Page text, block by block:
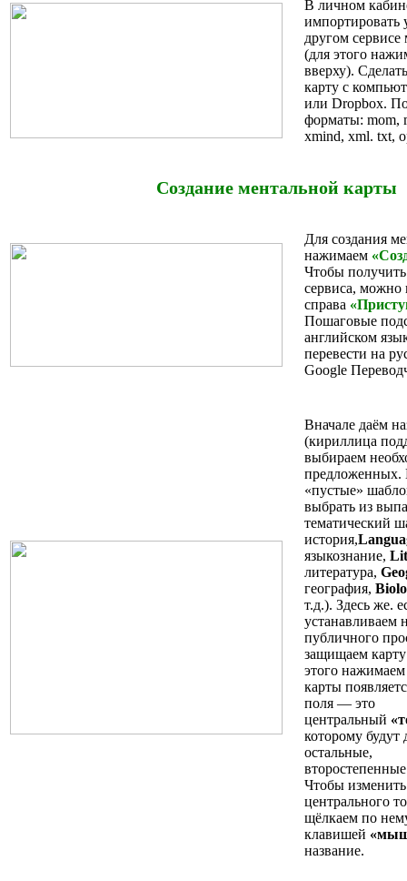
В личном
импортировать
другом
(для этого
вверху).
карту с
или Dropbox.
форматы: mom,
xmind, xml. txt,
Создание ментальной карты
Для создания
нажимаем
Чтобы
сервиса, можно
справа
Пошаговые
английском
перевести на
Google
Вначале даём
(кириллица
выбираем
предложенных.
«пустые»
выбрать из
тематический
история,
языкознание,
литература,
география,
т.д.). Здесь же.
устанавливаем
публичного
защищаем
этого
карты
поля — это
центральный
которому будут
остальные,
Чтобы
центрального
щёлкаем по
клавишей
название.